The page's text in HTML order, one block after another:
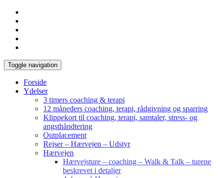
Toggle navigation
Forside
Ydelser
3 timers coaching & terapi
12 måneders coaching, terapi, rådgivning og sparring
Klippekort til coaching, terapi, samtaler, stress- og
angsthåndtering
Outplacement
Rejser – Hærvejen – Udstyr
Hærvejen
Hærvejsture – coaching – Walk & Talk – turene
beskrevet i detaljer